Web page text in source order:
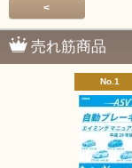
<
売れ筋商品
No.1